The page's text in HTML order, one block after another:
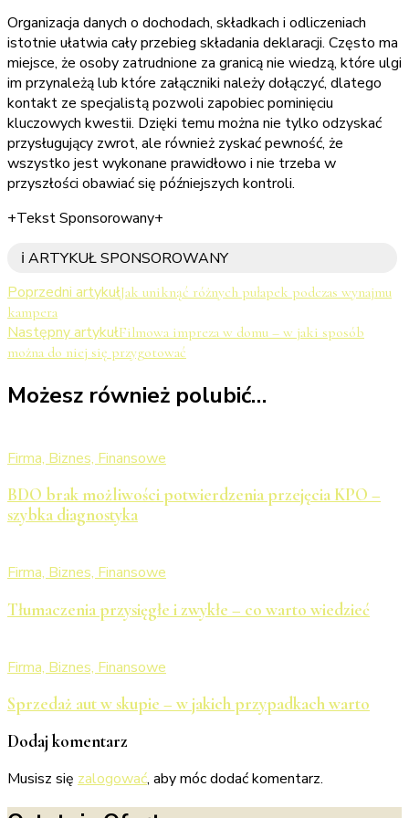
Organizacja danych o dochodach, składkach i odliczeniach
istotnie ułatwia cały przebieg składania deklaracji. Często ma
miejsce, że osoby zatrudnione za granicą nie wiedzą, które ulgi
im przynależą lub które załączniki należy dołączyć, dlatego
kontakt ze specjalistą pozwoli zapobiec pominięciu
kluczowych kwestii. Dzięki temu można nie tylko odzyskać
przysługujący zwrot, ale również zyskać pewność, że
wszystko jest wykonane prawidłowo i nie trzeba w
przyszłości obawiać się późniejszych kontroli.
+Tekst Sponsorowany+
ℹ️ ARTYKUŁ SPONSOROWANY
Nawigacja
wpisu
Poprzedni artykułJak uniknąć różnych pułapek podczas wynajmu
kampera
Następny artykułFilmowa impreza w domu – w jaki sposób
można do niej się przygotować
Możesz również polubić…
Firma, Biznes, Finansowe
BDO brak możliwości potwierdzenia przejęcia KPO –
szybka diagnostyka
Firma, Biznes, Finansowe
Tłumaczenia przysięgłe i zwykłe – co warto wiedzieć
Firma, Biznes, Finansowe
Sprzedaż aut w skupie – w jakich przypadkach warto
Dodaj komentarz
Musisz się zalogować, aby móc dodać komentarz.